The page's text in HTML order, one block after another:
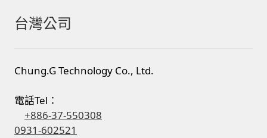
台灣公司
Chung.G Technology Co., Ltd.
電話Tel：
+886-37-550308
0931-602521